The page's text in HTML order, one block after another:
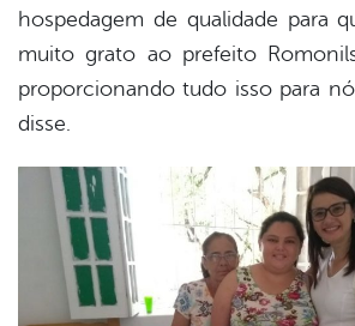
hospedagem de qualidade para
muito grato ao prefeito
proporcionando tudo isso para
disse.